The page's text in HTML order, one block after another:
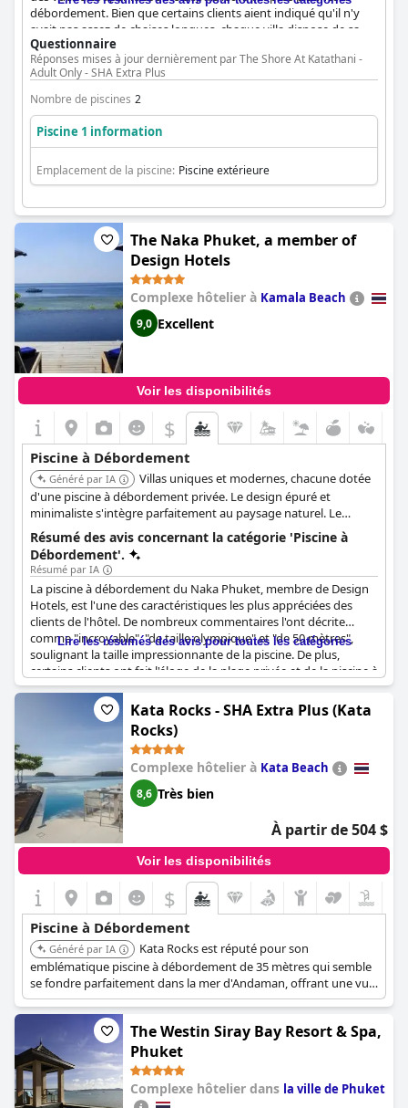
débordement. Bien que certains clients aient indiqué qu'il n'y
avait pas assez de chaises longues, chaque villa dispose de sa
propre piscine à débordement. La vue depuis les piscines à
débordement a été décrite comme étonnante par de nombreux
clients et certains recommandent vivement de prendre la suite
Ain Lava pour une expérience encore plus étonnante que sur les
photos. Dans l'ensemble, les piscines à débordement sont tout
simplement magnifiques et valent vraiment la peine d'être
expérimentées.
Questionnaire
Réponses mises à jour dernièrement par The Shore At Katathani -
Adult Only - SHA Extra Plus
Nombre de piscines 2
Piscine 1 information
Emplacement de la piscine: Piscine extérieure
The Naka Phuket, a member of
Design Hotels
Complexe hôtelier à Kamala Beach
9,0 Excellent
Voir les disponibilités
$
Piscine à Débordement
Généré par IA
Villas uniques et modernes, chacune dotée
d'une piscine à débordement privée. Le design épuré et
minimaliste s'intègre parfaitement au paysage naturel. Le
complexe offre une évasion isolée et tranquille, parfaite pour
ceux qui recherchent intimité et détente.
Résumé des avis concernant la catégorie 'Piscine à
Débordement'.
Résumé par IA
La piscine à débordement du Naka Phuket, membre de Design
Hotels, est l'une des caractéristiques les plus appréciées des
clients de l'hôtel. De nombreux commentaires l'ont décrite
comme "incroyable", "de taille olympique" et "de 50 mètres",
soulignant la taille impressionnante de la piscine. De plus,
certains clients ont fait l'éloge de la plage privée et de la piscine à
débordement privée à l'intérieur des villas, ce qui ajoute un
niveau de luxe supplémentaire à un séjour déjà luxueux. La vue
sur la mer depuis la piscine intérieure est également qualifiée
d'"incroyable". Dans l'ensemble, les critiques semblent avoir eu
une expérience très positive avec la piscine à débordement de
l'hôtel.
Lire les résumés des avis pour toutes les catégories
Kata Rocks - SHA Extra Plus (Kata
Rocks)
Complexe hôtelier à Kata Beach
8,6 Très bien
À partir de 504 $
Voir les disponibilités
$
Piscine à Débordement
Généré par IA
Kata Rocks est réputé pour son
emblématique piscine à débordement de 35 mètres qui semble
se fondre parfaitement dans la mer d'Andaman, offrant une vue
panoramique à couper le souffle, surtout au coucher du soleil.
De nombreuses villas disposent également de piscines à
débordement privées, offrant une expérience exclusive et
époustouflante.
The Westin Siray Bay Resort & Spa,
Phuket
Complexe hôtelier dans la ville de Phuket